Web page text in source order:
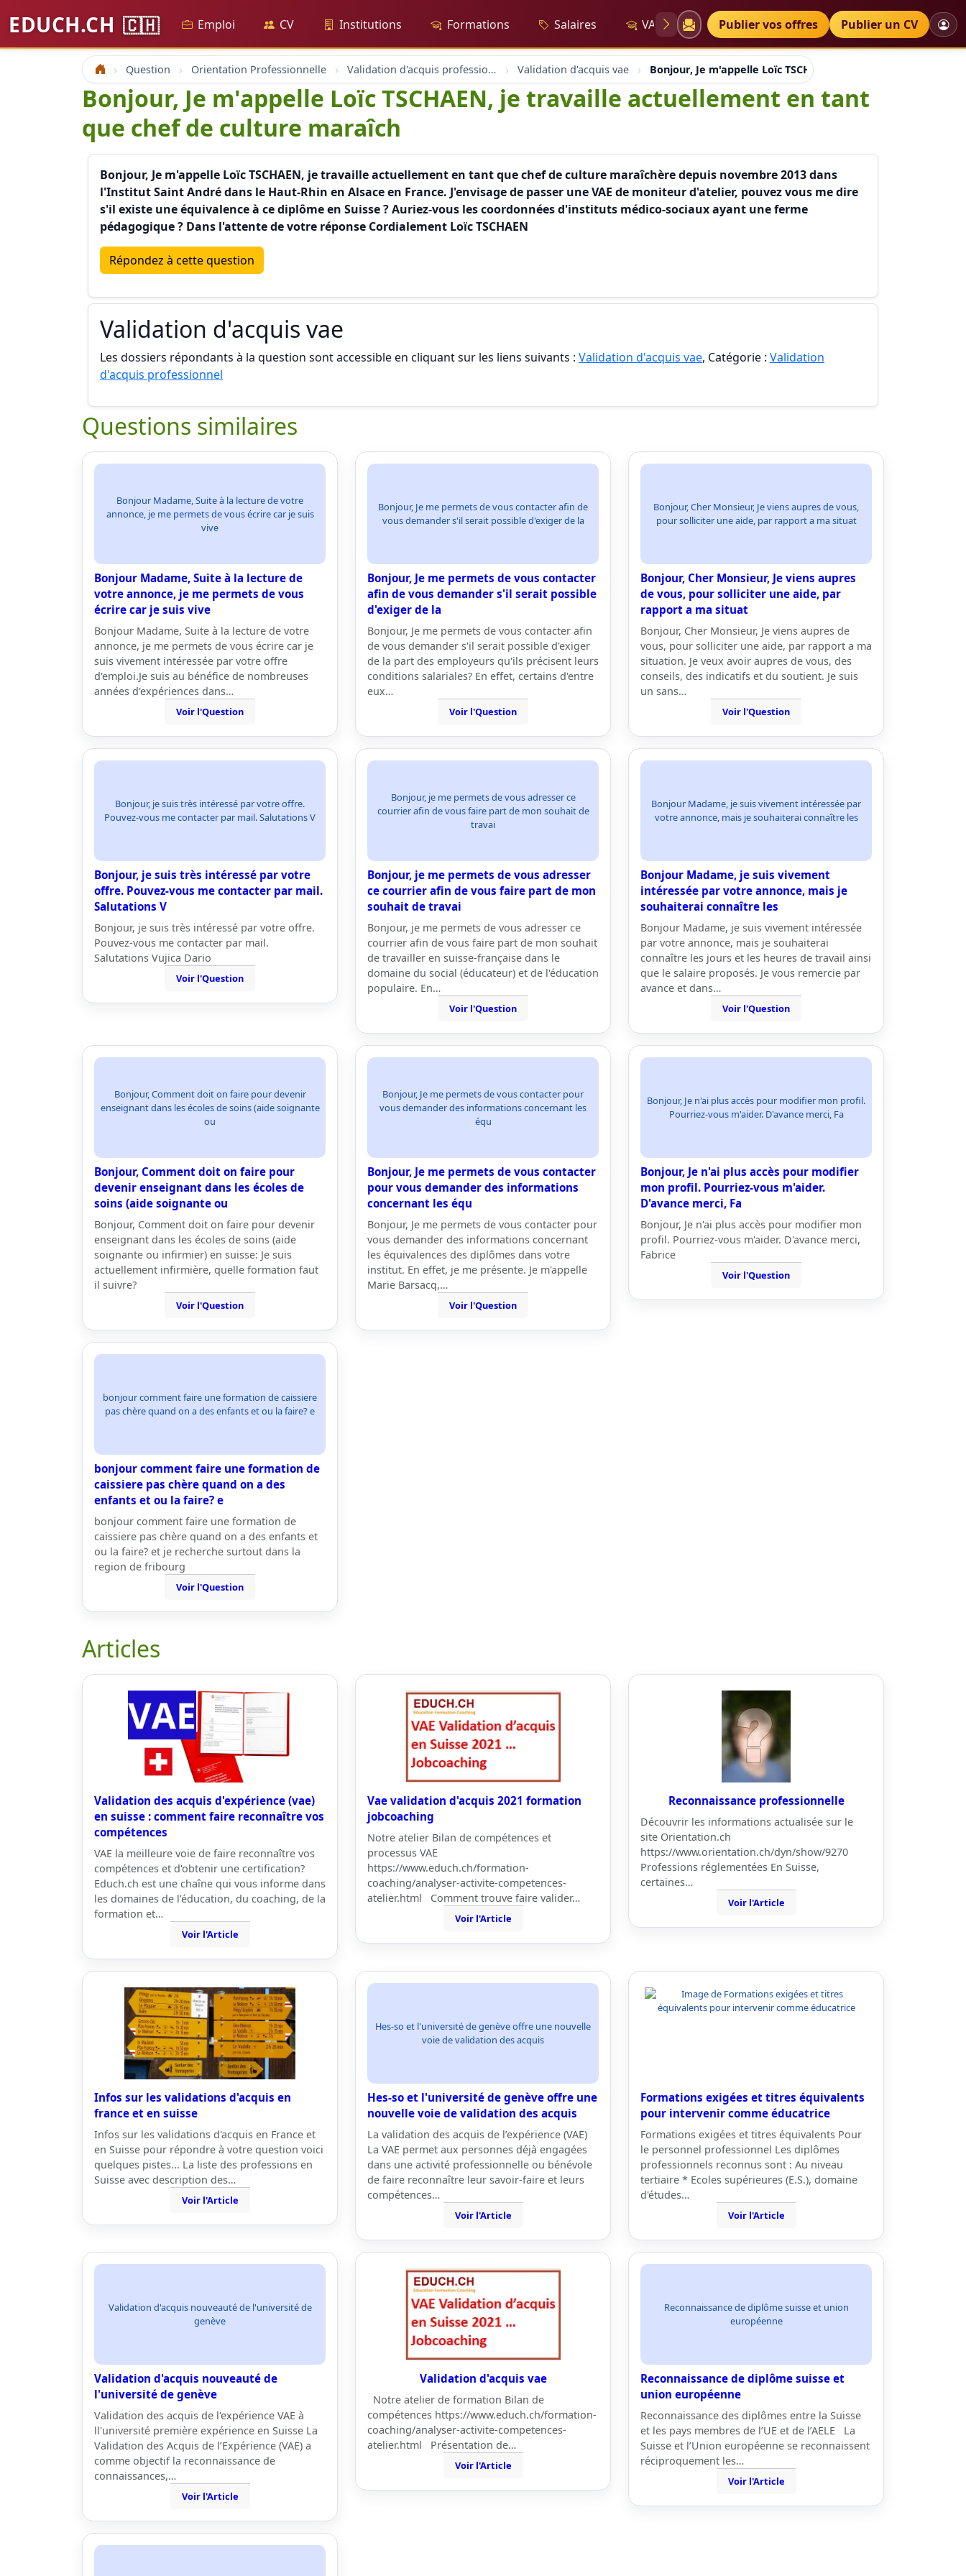
EDUCH.CH 🇨🇭 Emploi CV Institutions Formations Salaires VAE Diplômes Petites annonces
Publier vos offres Publier un CV
Accueil Question Orientation Professionnelle Validation d'acquis professionnel Validation d'acquis vae Bonjour, Je m'appelle Loïc TSCHAEN, je travaille
Bonjour, Je m'appelle Loïc TSCHAEN, je travaille actuellement en tant
que chef de culture maraîch
Bonjour, Je m'appelle Loïc TSCHAEN, je travaille actuellement en tant que chef de culture maraîchère depuis novembre 2013 dans
l'Institut Saint André dans le Haut-Rhin en Alsace en France. J'envisage de passer une VAE de moniteur d'atelier, pouvez vous me dire
s'il existe une équivalence à ce diplôme en Suisse ? Auriez-vous les coordonnées d'instituts médico-sociaux ayant une ferme
pédagogique ? Dans l'attente de votre réponse Cordialement Loïc TSCHAEN
Répondez à cette question
Validation d'acquis vae
Les dossiers répondants à la question sont accessible en cliquant sur les liens suivants : Validation d'acquis vae, Catégorie : Validation
d'acquis professionnel
Questions similaires
Bonjour Madame, Suite à la lecture de votre
annonce, je me permets de vous écrire car je suis
vive
Bonjour Madame, Suite à la lecture de
votre annonce, je me permets de vous
écrire car je suis vive
Bonjour Madame, Suite à la lecture de votre
annonce, je me permets de vous écrire car je
suis vivement intéressée par votre offre
d'emploi.Je suis au bénéfice de nombreuses
années d'expériences dans…
Voir l'Question
Bonjour, Je me permets de vous contacter afin de
vous demander s'il serait possible d'exiger de la
Bonjour, Je me permets de vous contacter
afin de vous demander s'il serait possible
d'exiger de la
Bonjour, Je me permets de vous contacter afin
de vous demander s'il serait possible d'exiger
de la part des employeurs qu'ils précisent leurs
conditions salariales? En effet, certains d'entre
eux…
Voir l'Question
Bonjour, Cher Monsieur, Je viens aupres de vous,
pour solliciter une aide, par rapport a ma situat
Bonjour, Cher Monsieur, Je viens aupres
de vous, pour solliciter une aide, par
rapport a ma situat
Bonjour, Cher Monsieur, Je viens aupres de
vous, pour solliciter une aide, par rapport a ma
situation. Je veux avoir aupres de vous, des
conseils, des indicatifs et du soutient. Je suis
un sans…
Voir l'Question
Bonjour, je suis très intéressé par votre offre.
Pouvez-vous me contacter par mail. Salutations V
Bonjour, je suis très intéressé par votre
offre. Pouvez-vous me contacter par mail.
Salutations V
Bonjour, je suis très intéressé par votre offre.
Pouvez-vous me contacter par mail.
Salutations Vujica Dario
Voir l'Question
Bonjour, je me permets de vous adresser ce
courrier afin de vous faire part de mon souhait de
travai
Bonjour, je me permets de vous adresser
ce courrier afin de vous faire part de mon
souhait de travai
Bonjour, je me permets de vous adresser ce
courrier afin de vous faire part de mon souhait
de travailler en suisse-française dans le
domaine du social (éducateur) et de l'éducation
populaire. En…
Voir l'Question
Bonjour Madame, je suis vivement intéressée par
votre annonce, mais je souhaiterai connaître les
Bonjour Madame, je suis vivement
intéressée par votre annonce, mais je
souhaiterai connaître les
Bonjour Madame, je suis vivement intéressée
par votre annonce, mais je souhaiterai
connaître les jours et les heures de travail ainsi
que le salaire proposés. Je vous remercie par
avance et dans…
Voir l'Question
Bonjour, Comment doit on faire pour devenir
enseignant dans les écoles de soins (aide soignante
ou
Bonjour, Comment doit on faire pour
devenir enseignant dans les écoles de
soins (aide soignante ou
Bonjour, Comment doit on faire pour devenir
enseignant dans les écoles de soins (aide
soignante ou infirmier) en suisse: Je suis
actuellement infirmière, quelle formation faut
il suivre?
Voir l'Question
Bonjour, Je me permets de vous contacter pour
vous demander des informations concernant les
équ
Bonjour, Je me permets de vous contacter
pour vous demander des informations
concernant les équ
Bonjour, Je me permets de vous contacter pour
vous demander des informations concernant
les équivalences des diplômes dans votre
institut. En effet, je me présente. Je m'appelle
Marie Barsacq,…
Voir l'Question
Bonjour, Je n'ai plus accès pour modifier mon profil.
Pourriez-vous m'aider. D'avance merci, Fa
Bonjour, Je n'ai plus accès pour modifier
mon profil. Pourriez-vous m'aider.
D'avance merci, Fa
Bonjour, Je n'ai plus accès pour modifier mon
profil. Pourriez-vous m'aider. D'avance merci,
Fabrice
Voir l'Question
bonjour comment faire une formation de caissiere
pas chère quand on a des enfants et ou la faire? e
bonjour comment faire une formation de
caissiere pas chère quand on a des
enfants et ou la faire? e
bonjour comment faire une formation de
caissiere pas chère quand on a des enfants et
ou la faire? et je recherche surtout dans la
region de fribourg
Voir l'Question
Articles
Validation des acquis d'expérience (vae)
en suisse : comment faire reconnaître vos
compétences
VAE la meilleure voie de faire reconnaître vos
compétences et d'obtenir une certification?
Educh.ch est une chaîne qui vous informe dans
les domaines de l’éducation, du coaching, de la
formation et…
Voir l'Article
Vae validation d'acquis 2021 formation
jobcoaching
Notre atelier Bilan de compétences et
processus VAE
https://www.educh.ch/formation-
coaching/analyser-activite-competences-
atelier.html Comment trouve faire valider…
Voir l'Article
Reconnaissance professionnelle
Découvrir les informations actualisée sur le
site Orientation.ch
https://www.orientation.ch/dyn/show/9270
Professions réglementées En Suisse,
certaines…
Voir l'Article
Infos sur les validations d'acquis en
france et en suisse
Infos sur les validations d'acquis en France et
en Suisse pour répondre à votre question voici
quelques pistes... La liste des professions en
Suisse avec description des…
Voir l'Article
Hes-so et l'université de genève offre une nouvelle
voie de validation des acquis
Hes-so et l'université de genève offre une
nouvelle voie de validation des acquis
La validation des acquis de l’expérience (VAE)
La VAE permet aux personnes déjà engagées
dans une activité professionnelle ou bénévole
de faire reconnaître leur savoir-faire et leurs
compétences…
Voir l'Article
Formations exigées et titres équivalents
pour intervenir comme éducatrice
Formations exigées et titres équivalents Pour
le personnel professionnel Les diplômes
professionnels reconnus sont : Au niveau
tertiaire * Ecoles supérieures (E.S.), domaine
d'études…
Voir l'Article
Validation d'acquis nouveauté de l'université de
genève
Validation d'acquis nouveauté de
l'université de genève
Validation des acquis de l'expérience VAE à
ll'université première expérience en Suisse La
Validation des Acquis de l’Expérience (VAE) a
comme objectif la reconnaissance de
connaissances,…
Voir l'Article
Validation d'acquis vae
Notre atelier de formation Bilan de
compétences https://www.educh.ch/formation-
coaching/analyser-activite-competences-
atelier.html Présentation de…
Voir l'Article
Reconnaissance de diplôme suisse et union
européenne
Reconnaissance de diplôme suisse et
union européenne
Reconnaissance des diplômes entre la Suisse
et les pays membres de l’UE et de l’AELE La
Suisse et l’Union européenne se reconnaissent
réciproquement les…
Voir l'Article